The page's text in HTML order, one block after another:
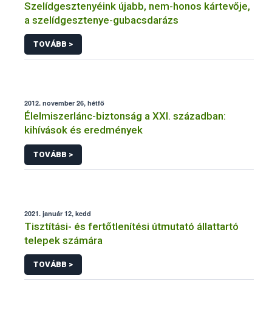
Szelídgesztenyéink újabb, nem-honos kártevője,
a szelídgesztenye-gubacsdarázs
TOVÁBB >
2012. november 26, hétfő
Élelmiszerlánc-biztonság a XXI. században:
kihívások és eredmények
TOVÁBB >
2021. január 12, kedd
Tisztítási- és fertőtlenítési útmutató állattartó
telepek számára
TOVÁBB >